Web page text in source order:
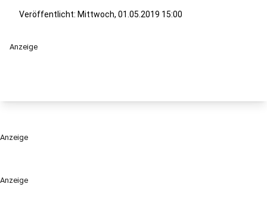
Anzeige
Veröffentlicht: Mittwoch, 01.05.2019 15:00
Anzeige
Anzeige